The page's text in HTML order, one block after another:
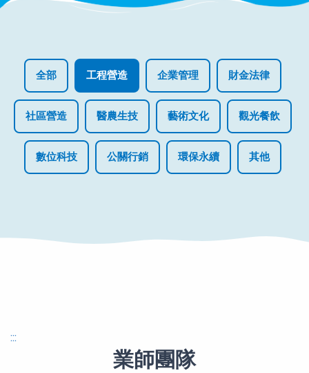
全部 工程營造 企業管理 財金法律
社區營造 醫農生技 藝術文化 觀光餐飲
數位科技 公關行銷 環保永續 其他
:::
業師團隊